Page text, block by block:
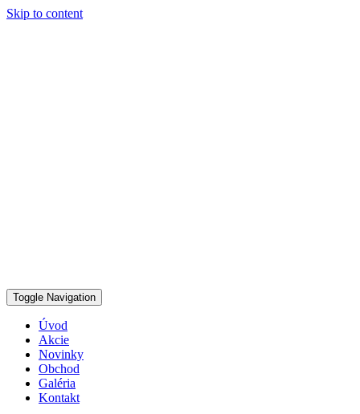
Skip to content
Toggle Navigation
Úvod
Akcie
Novinky
Obchod
Galéria
Kontakt